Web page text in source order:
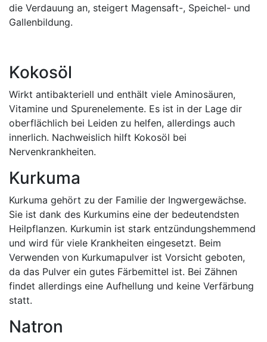
die Verdauung an, steigert Magensaft-, Speichel- und
Gallenbildung.
Kokosöl
Wirkt antibakteriell und enthält viele Aminosäuren,
Vitamine und Spurenelemente. Es ist in der Lage dir
oberflächlich bei Leiden zu helfen, allerdings auch
innerlich. Nachweislich hilft Kokosöl bei
Nervenkrankheiten.
Kurkuma
Kurkuma gehört zu der Familie der Ingwergewächse.
Sie ist dank des Kurkumins eine der bedeutendsten
Heilpflanzen. Kurkumin ist stark entzündungshemmend
und wird für viele Krankheiten eingesetzt. Beim
Verwenden von Kurkumapulver ist Vorsicht geboten,
da das Pulver ein gutes Färbemittel ist. Bei Zähnen
findet allerdings eine Aufhellung und keine Verfärbung
statt.
Natron